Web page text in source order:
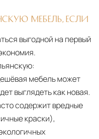
МЕБЕЛЬ, ЕСЛИ
выгодной на первый
мебель может
выглядеть как новая.
содержит вредные
краски),